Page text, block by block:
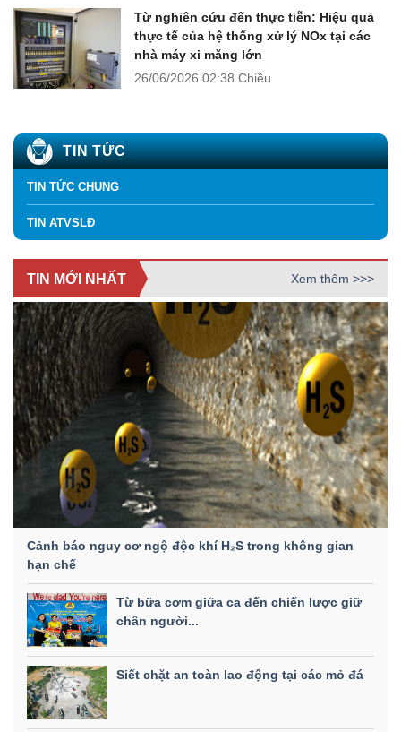
Từ nghiên cứu đến thực tiễn: Hiệu quả
thực tế của hệ thống xử lý NOx tại các
nhà máy xi măng lớn
26/06/2026 02:38 Chiều
TIN TỨC
TIN TỨC CHUNG
TIN ATVSLĐ
TIN MỚI NHẤT Xem thêm >>>
Cảnh báo nguy cơ ngộ độc khí H₂S trong không gian
hạn chế
Từ bữa cơm giữa ca đến chiến lược giữ
chân người...
Siết chặt an toàn lao động tại các mỏ đá